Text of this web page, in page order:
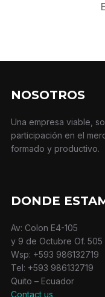
NOSOTROS
Una empresa viable,
participación en el
formado y productivo.
DONDE
Av: Colon E4-105
y 9 de Octubre Of. 505
Wsp: +593 986132719
Tel: +593 986132719
Quito – Ecuador
Contact us